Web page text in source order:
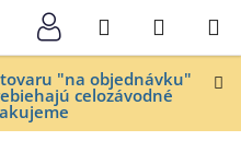
"na objednávku"
celozávodné
Hľadať
KOŠÍK